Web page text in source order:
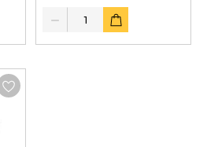
Quantity